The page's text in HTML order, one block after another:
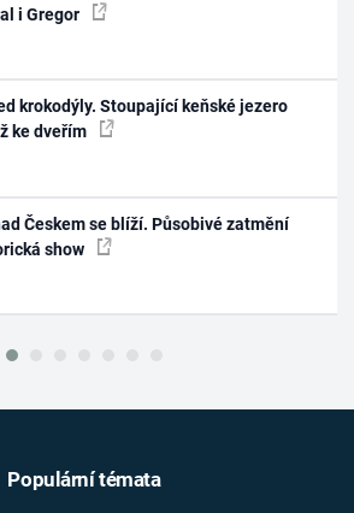
i Gregor
krokodýly. Stoupající keňské jezero
ke dveřím
Českem se blíží. Působivé zatmění
show
Populární témata